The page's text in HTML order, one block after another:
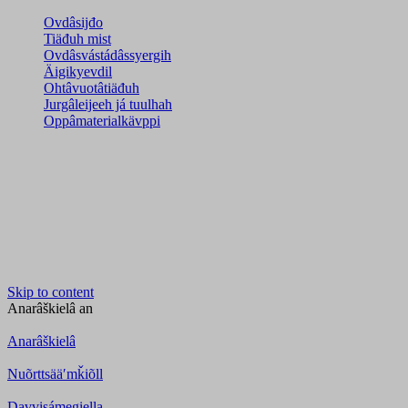
Ovdâsijđo
Tiäđuh mist
Ovdâsvástádâssyergih
Äigikyevdil
Ohtâvuotâtiäđuh
Jurgâleijeeh já tuulhah
Oppâmaterialkävppi
Skip to content
Anarâškielâ an
Anarâškielâ
Nuõrttsääʹmǩiõll